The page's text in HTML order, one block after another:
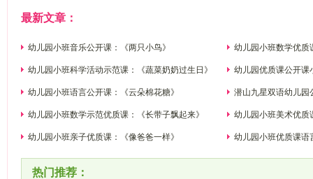
最新文章：
幼儿园小班音乐公开课：《两只小鸟》 幼儿园小班数学优质
幼儿园小班科学活动示范课：《蔬菜奶奶过生日》 幼儿园优质课公开课
幼儿园小班语言公开课：《云朵棉花糖》 潜山九星双语幼儿园
幼儿园小班数学示范优质课：《长带子飘起来》 幼儿园小班美术优质
幼儿园小班亲子优质课：《像爸爸一样》 幼儿园小班优质课语
热门推荐：